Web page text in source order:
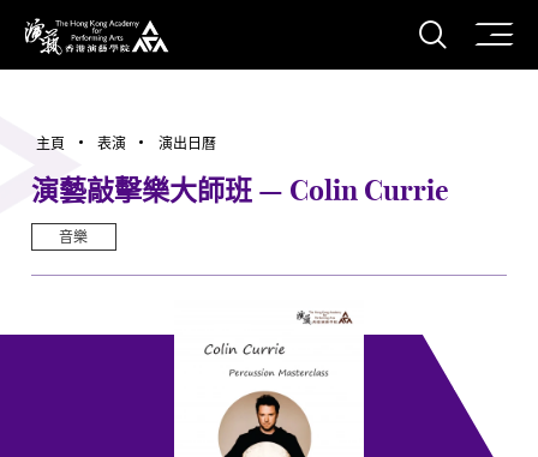
香港演藝學院
打開
主頁 表演 演出日曆
演藝敲擊樂大師班 — Colin Currie
音樂